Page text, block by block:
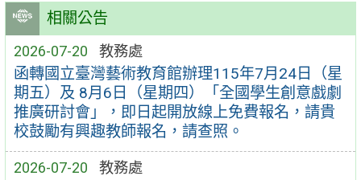
相關公告
2026-07-20 教務處
函轉國立臺灣藝術教育館辦理115年7月24日（星
期五）及 8月6日（星期四）「全國學生創意戲劇
推廣研討會」，即日起開放線上免費報名，請貴
校鼓勵有興趣教師報名，請查照。
2026-07-20 教務處